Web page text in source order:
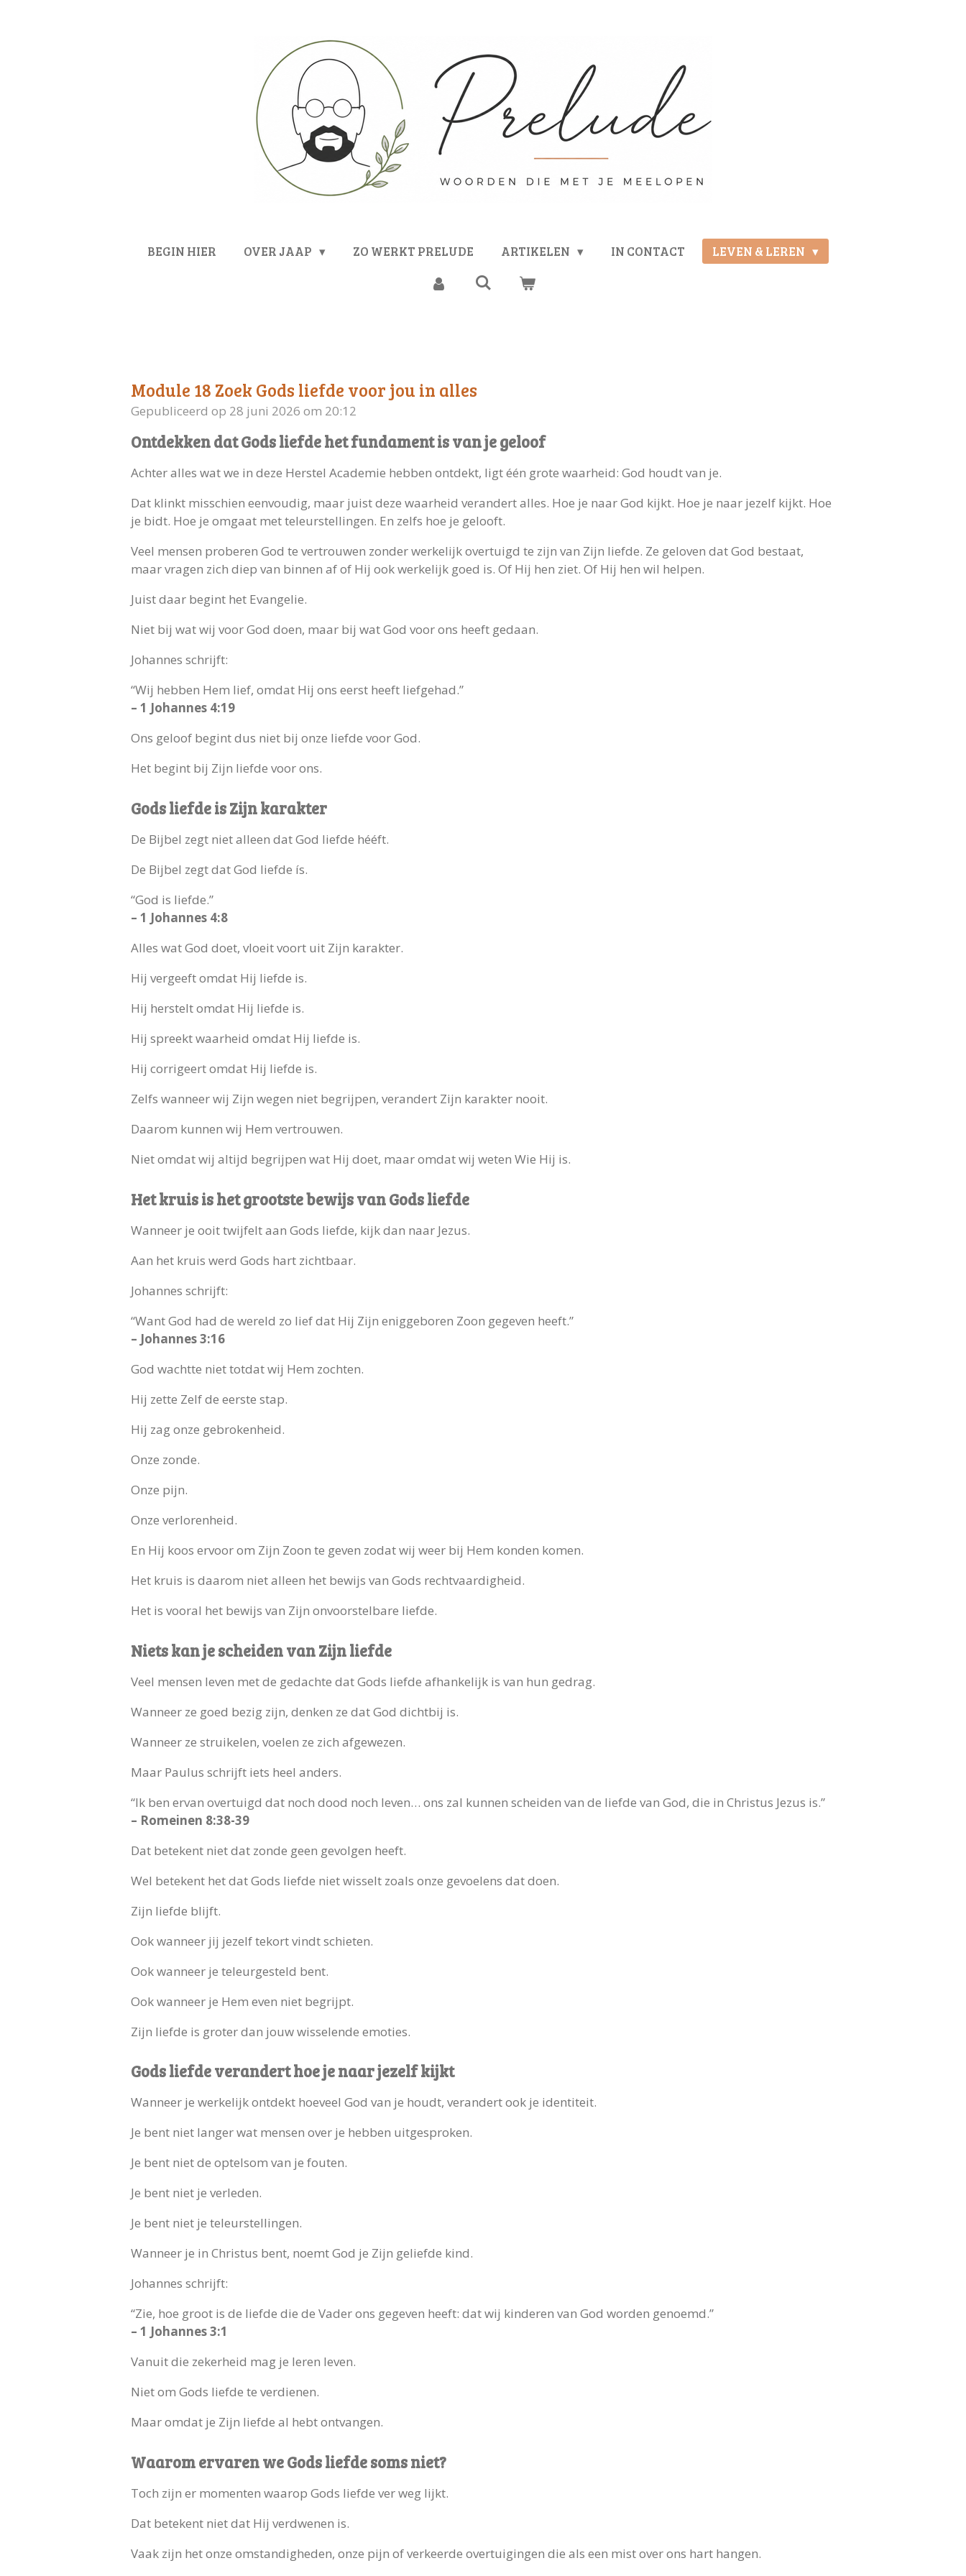
BEGIN HIER OVER JAAP ZO WERKT PRELUDE ARTIKELEN IN CONTACT LEVEN & LEREN
Module 18 Zoek Gods liefde voor jou in alles
Gepubliceerd op 28 juni 2026 om 20:12
Ontdekken dat Gods liefde het fundament is van je geloof
Achter alles wat we in deze Herstel Academie hebben ontdekt, ligt één grote waarheid: God houdt van je.
Dat klinkt misschien eenvoudig, maar juist deze waarheid verandert alles. Hoe je naar God kijkt. Hoe je naar jezelf kijkt. Hoe
je bidt. Hoe je omgaat met teleurstellingen. En zelfs hoe je gelooft.
Veel mensen proberen God te vertrouwen zonder werkelijk overtuigd te zijn van Zijn liefde. Ze geloven dat God bestaat,
maar vragen zich diep van binnen af of Hij ook werkelijk goed is. Of Hij hen ziet. Of Hij hen wil helpen.
Juist daar begint het Evangelie.
Niet bij wat wij voor God doen, maar bij wat God voor ons heeft gedaan.
Johannes schrijft:
“Wij hebben Hem lief, omdat Hij ons eerst heeft liefgehad.”
– 1 Johannes 4:19
Ons geloof begint dus niet bij onze liefde voor God.
Het begint bij Zijn liefde voor ons.
Gods liefde is Zijn karakter
De Bijbel zegt niet alleen dat God liefde hééft.
De Bijbel zegt dat God liefde ís.
“God is liefde.”
– 1 Johannes 4:8
Alles wat God doet, vloeit voort uit Zijn karakter.
Hij vergeeft omdat Hij liefde is.
Hij herstelt omdat Hij liefde is.
Hij spreekt waarheid omdat Hij liefde is.
Hij corrigeert omdat Hij liefde is.
Zelfs wanneer wij Zijn wegen niet begrijpen, verandert Zijn karakter nooit.
Daarom kunnen wij Hem vertrouwen.
Niet omdat wij altijd begrijpen wat Hij doet, maar omdat wij weten Wie Hij is.
Het kruis is het grootste bewijs van Gods liefde
Wanneer je ooit twijfelt aan Gods liefde, kijk dan naar Jezus.
Aan het kruis werd Gods hart zichtbaar.
Johannes schrijft:
“Want God had de wereld zo lief dat Hij Zijn eniggeboren Zoon gegeven heeft.”
– Johannes 3:16
God wachtte niet totdat wij Hem zochten.
Hij zette Zelf de eerste stap.
Hij zag onze gebrokenheid.
Onze zonde.
Onze pijn.
Onze verlorenheid.
En Hij koos ervoor om Zijn Zoon te geven zodat wij weer bij Hem konden komen.
Het kruis is daarom niet alleen het bewijs van Gods rechtvaardigheid.
Het is vooral het bewijs van Zijn onvoorstelbare liefde.
Niets kan je scheiden van Zijn liefde
Veel mensen leven met de gedachte dat Gods liefde afhankelijk is van hun gedrag.
Wanneer ze goed bezig zijn, denken ze dat God dichtbij is.
Wanneer ze struikelen, voelen ze zich afgewezen.
Maar Paulus schrijft iets heel anders.
“Ik ben ervan overtuigd dat noch dood noch leven… ons zal kunnen scheiden van de liefde van God, die in Christus Jezus is.”
– Romeinen 8:38-39
Dat betekent niet dat zonde geen gevolgen heeft.
Wel betekent het dat Gods liefde niet wisselt zoals onze gevoelens dat doen.
Zijn liefde blijft.
Ook wanneer jij jezelf tekort vindt schieten.
Ook wanneer je teleurgesteld bent.
Ook wanneer je Hem even niet begrijpt.
Zijn liefde is groter dan jouw wisselende emoties.
Gods liefde verandert hoe je naar jezelf kijkt
Wanneer je werkelijk ontdekt hoeveel God van je houdt, verandert ook je identiteit.
Je bent niet langer wat mensen over je hebben uitgesproken.
Je bent niet de optelsom van je fouten.
Je bent niet je verleden.
Je bent niet je teleurstellingen.
Wanneer je in Christus bent, noemt God je Zijn geliefde kind.
Johannes schrijft:
“Zie, hoe groot is de liefde die de Vader ons gegeven heeft: dat wij kinderen van God worden genoemd.”
– 1 Johannes 3:1
Vanuit die zekerheid mag je leren leven.
Niet om Gods liefde te verdienen.
Maar omdat je Zijn liefde al hebt ontvangen.
Waarom ervaren we Gods liefde soms niet?
Toch zijn er momenten waarop Gods liefde ver weg lijkt.
Dat betekent niet dat Hij verdwenen is.
Vaak zijn het onze omstandigheden, onze pijn of verkeerde overtuigingen die als een mist over ons hart hangen.